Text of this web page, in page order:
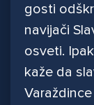
gosti
navijači
osveti.
kaže da